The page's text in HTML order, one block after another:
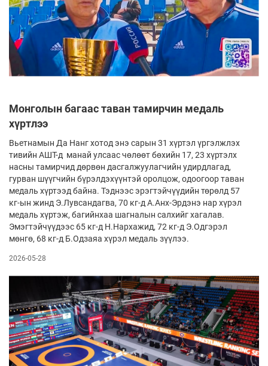
Монголын багаас таван тамирчин медаль
хүртлээ
Вьетнамын Да Нанг хотод энэ сарын 31 хүртэл үргэлжлэх
тивийн АШТ-д манай улсаас чөлөөт бөхийн 17, 23 хүртэлх
насны тамирчид дөрвөн дасгалжуулагчийн удирдлагад,
гурван шүүгчийн бүрэлдэхүүнтэй оролцож, одоогоор таван
медаль хүртээд байна. Тэднээс эрэгтэйчүүдийн төрөлд 57
кг-ын жинд Э.Лувсандагва, 70 кг-д А.Анх-Эрдэнэ нар хүрэл
медаль хүртэж, багийнхаа шагналын салхийг хагалав.
Эмэгтэйчүүдээс 65 кг-д Н.Нархажид, 72 кг-д Э.Одгэрэл
мөнгө, 68 кг-д Б.Одзаяа хүрэл медаль зүүлээ.
2026-05-28